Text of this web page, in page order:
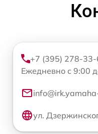
+7 (395) 278-
Ежедневно с 9:00
ул.